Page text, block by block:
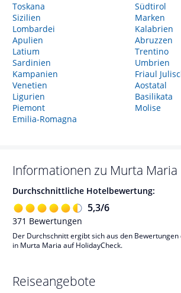
Toskana
Sizilien
Lombardei
Apulien
Latium
Sardinien
Kampanien
Venetien
Ligurien
Piemont
Emilia-Romagna
Südtirol
Marken
Kalabrien
Abruzzen
Trentino
Umbrien
Friaul
Aostatal
Basilikata
Molise
Informationen zu Murta Maria
Durchschnittliche Hotelbewertung:
5,3/6
371 Bewertungen
Der Durchschnitt ergibt sich aus den
in Murta Maria auf HolidayCheck.
Reiseangebote